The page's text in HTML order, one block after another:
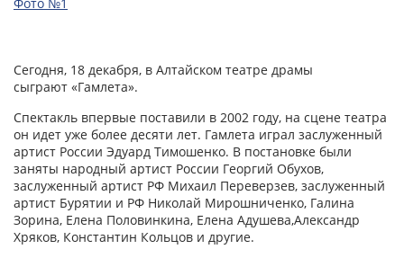
Сегодня, 18 декабря, в Алтайском театре драмы
сыграют «Гамлета».
Спектакль впервые поставили в 2002 году, на сцене театра
он идет уже более десяти лет. Гамлета играл заслуженный
артист России Эдуард Тимошенко. В постановке были
заняты народный артист России Георгий Обухов,
заслуженный артист РФ Михаил Переверзев, заслуженный
артист Бурятии и РФ Николай Мирошниченко, Галина
Зорина, Елена Половинкина, Елена Адушева,Александр
Хряков, Константин Кольцов и другие.